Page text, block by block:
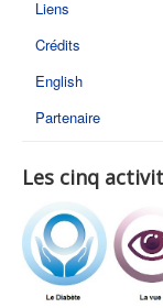
Liens
Crédits
English
Partenaire
Les cinq